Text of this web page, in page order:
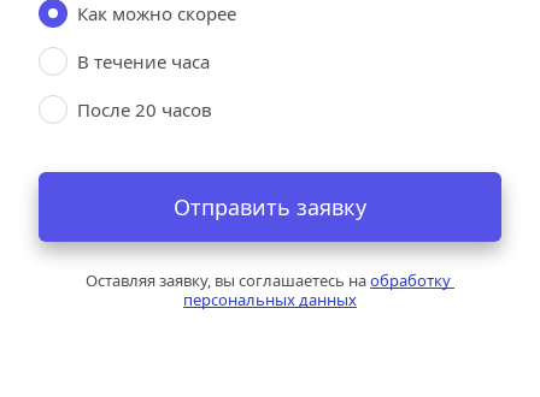
Как можно скорее
В течение часа
После 20 часов
Отправить заявку
Оставляя заявку, вы соглашаетесь на обработку
персональных данных